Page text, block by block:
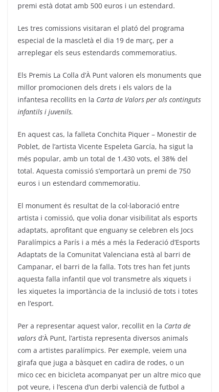
premi està dotat amb 500 euros i un estendard.
Les tres comissions visitaran el plató del programa
especial de la mascletà el dia 19 de març, per a
arreplegar els seus estendards commemoratius.
Els Premis La Colla d’À Punt valoren els monuments que
millor promocionen dels drets i els valors de la
infantesa recollits en la Carta de Valors per als continguts
infantils i juvenils.
En aquest cas, la falleta Conchita Piquer – Monestir de
Poblet, de l’artista Vicente Espeleta García, ha sigut la
més popular, amb un total de 1.430 vots, el 38% del
total. Aquesta comissió s’emportarà un premi de 750
euros i un estendard commemoratiu.
El monument és resultat de la col·laboració entre
artista i comissió, que volia donar visibilitat als esports
adaptats, aprofitant que enguany se celebren els Jocs
Paralímpics a París i a més a més la Federació d’Esports
Adaptats de la Comunitat Valenciana està al barri de
Campanar, el barri de la falla. Tots tres han fet junts
aquesta falla infantil que vol transmetre als xiquets i
les xiquetes la importància de la inclusió de tots i totes
en l’esport.
Per a representar aquest valor, recollit en la Carta de
valors d’À Punt, l’artista representa diversos animals
com a artistes paralímpics. Per exemple, veiem una
girafa que juga a bàsquet en cadira de rodes, o un
mico cec en bicicleta acompanyat per un altre mico que
pot veure, i l’escena d’un derbi valencià de futbol a